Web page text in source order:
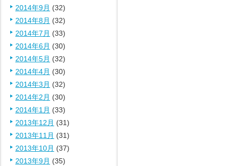
2014年9月 (32)
2014年8月 (32)
2014年7月 (33)
2014年6月 (30)
2014年5月 (32)
2014年4月 (30)
2014年3月 (32)
2014年2月 (30)
2014年1月 (33)
2013年12月 (31)
2013年11月 (31)
2013年10月 (37)
2013年9月 (35)